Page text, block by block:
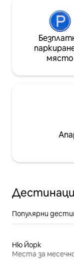
място
Популярни
Ню Йорк
Места за